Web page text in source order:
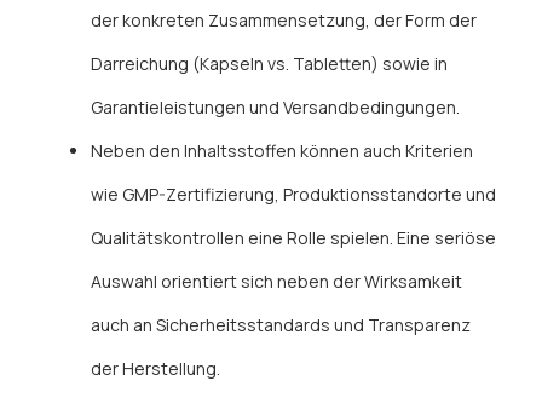
der konkreten Zusammensetzung, der Form der
Darreichung (Kapseln vs. Tabletten) sowie in
Garantieleistungen und Versandbedingungen.
Neben den Inhaltsstoffen können auch Kriterien
wie GMP-Zertifizierung, Produktionsstandorte und
Qualitätskontrollen eine Rolle spielen. Eine seriöse
Auswahl orientiert sich neben der Wirksamkeit
auch an Sicherheitsstandards und Transparenz
der Herstellung.